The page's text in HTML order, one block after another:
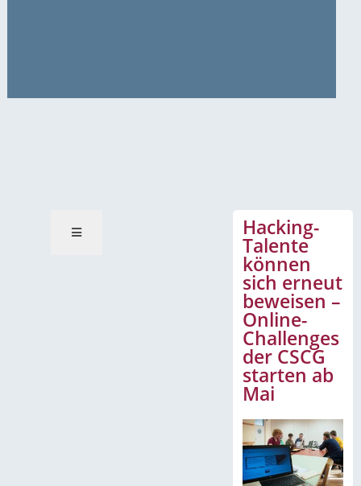
Hacking-
Talente
können
sich erneut
beweisen –
Online-
Challenges
der CSCG
starten ab
Mai